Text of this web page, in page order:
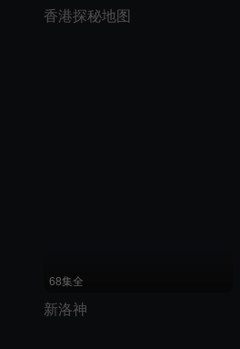
香港探秘地图
68集全
新洛神